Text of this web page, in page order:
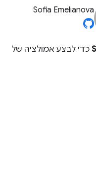
Sofia Emelianova
כדי לבצע אמולציה של